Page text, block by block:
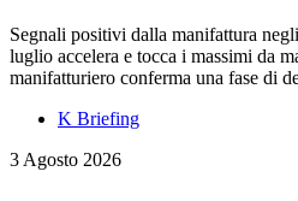
Segnali positivi dalla manifattura
luglio accelera e tocca i massimi da
manifatturiero conferma una fase di
K Briefing
3 Agosto 2026